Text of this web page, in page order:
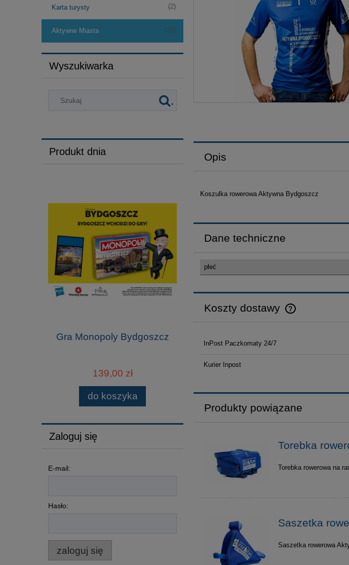
Karta turysty (2)
Aktywne Miasta (20)
Wyszukiwarka
.
Produkt dnia
Gra Monopoly Bydgoszcz
139,00 zł
do koszyka
Zaloguj się
E-mail:
Hasło:
zaloguj się
Opis
Koszulka rowerowa Aktywna Bydgoszcz
Dane techniczne
płeć
Koszty dostawy
InPost Paczkomaty 24/7
Kurier Inpost
Produkty powiązane
Torebka
Torebka rowerowa na
Saszetka
Saszetka rowerowa